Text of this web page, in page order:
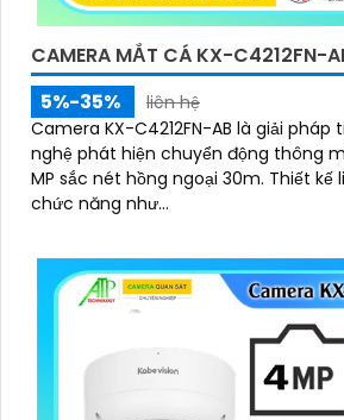
CAMERA MẮT CÁ KX-C4212FN-
5%-35%
liên hệ
Camera KX-C4212FN-AB là giải
nghệ phát hiện chuyển động thông minh. Hình
MP sắc nét hồng ngoại 30m. Thiết kế linh hoạt hỗ trợ đa
chức năng như...